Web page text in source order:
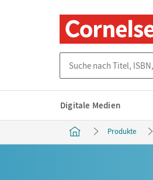
Digitale Medien
Produkte